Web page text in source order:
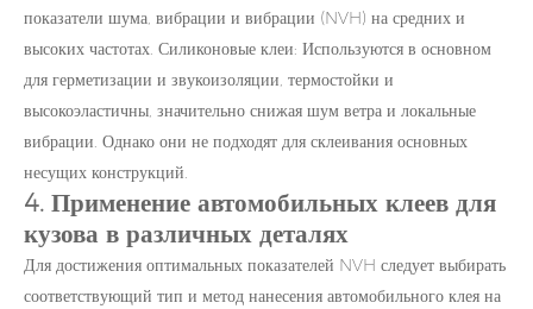
показатели шума, вибрации и вибрации (NVH) на средних и
высоких частотах. Силиконовые клеи: Используются в основном
для герметизации и звукоизоляции, термостойки и
высокоэластичны, значительно снижая шум ветра и локальные
вибрации. Однако они не подходят для склеивания основных
несущих конструкций.
4. Применение автомобильных клеев для
кузова в различных деталях
Для достижения оптимальных показателей NVH следует выбирать
соответствующий тип и метод нанесения автомобильного клея на